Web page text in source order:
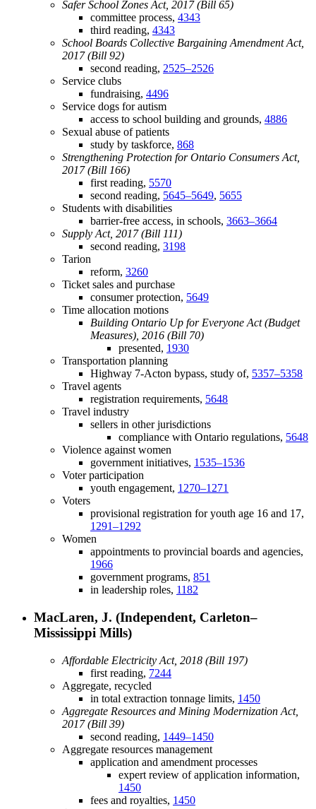
Safer School Zones Act, 2017 (Bill 65)
committee process, 4343
third reading, 4343
School Boards Collective Bargaining Amendment Act,
2017 (Bill 92)
second reading, 2525–2526
Service clubs
fundraising, 4496
Service dogs for autism
access to school building and grounds, 4886
Sexual abuse of patients
study by taskforce, 868
Strengthening Protection for Ontario Consumers Act,
2017 (Bill 166)
first reading, 5570
second reading, 5645–5649, 5655
Students with disabilities
barrier-free access, in schools, 3663–3664
Supply Act, 2017 (Bill 111)
second reading, 3198
Tarion
reform, 3260
Ticket sales and purchase
consumer protection, 5649
Time allocation motions
Building Ontario Up for Everyone Act (Budget
Measures), 2016 (Bill 70)
presented, 1930
Transportation planning
Highway 7-Acton bypass, study of, 5357–5358
Travel agents
registration requirements, 5648
Travel industry
sellers in other jurisdictions
compliance with Ontario regulations, 5648
Violence against women
government initiatives, 1535–1536
Voter participation
youth engagement, 1270–1271
Voters
provisional registration for youth age 16 and 17,
1291–1292
Women
appointments to provincial boards and agencies,
1966
government programs, 851
in leadership roles, 1182
MacLaren, J. (Independent, Carleton–
Mississippi Mills)
Affordable Electricity Act, 2018 (Bill 197)
first reading, 7244
Aggregate, recycled
in total extraction tonnage limits, 1450
Aggregate Resources and Mining Modernization Act,
2017 (Bill 39)
second reading, 1449–1450
Aggregate resources management
application and amendment processes
expert review of application information,
1450
fees and royalties, 1450